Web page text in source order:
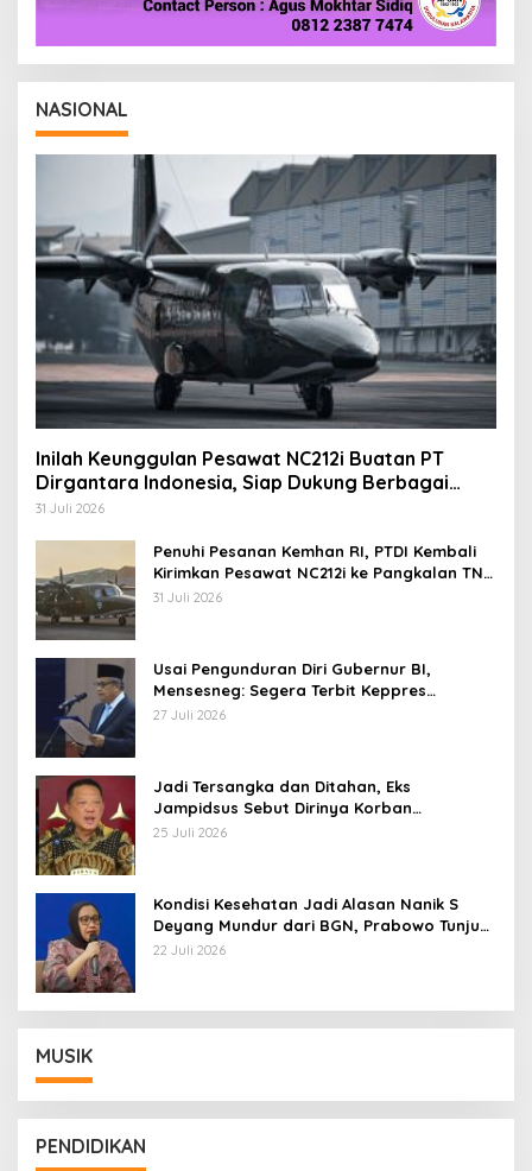
NASIONAL
Inilah Keunggulan Pesawat NC212i Buatan PT
Dirgantara Indonesia, Siap Dukung Berbagai
Operasi TNI
31 Juli 2026
Penuhi Pesanan Kemhan RI, PTDI Kembali
Kirimkan Pesawat NC212i ke Pangkalan TNI
AU
31 Juli 2026
Usai Pengunduran Diri Gubernur BI,
Mensesneg: Segera Terbit Keppres
Pemberhentian dengan Hormat
27 Juli 2026
Jadi Tersangka dan Ditahan, Eks
Jampidsus Sebut Dirinya Korban
Kriminalisasi
25 Juli 2026
Kondisi Kesehatan Jadi Alasan Nanik S
Deyang Mundur dari BGN, Prabowo Tunjuk
Wamentan Sudaryono
22 Juli 2026
MUSIK
PENDIDIKAN